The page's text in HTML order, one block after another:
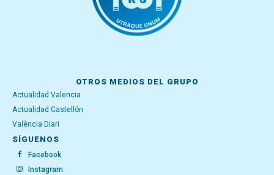
OTROS MEDIOS DEL GRUPO
Actualidad Valencia
Actualidad Castellón
València Diari
SÍGUENOS
Facebook
Instagram